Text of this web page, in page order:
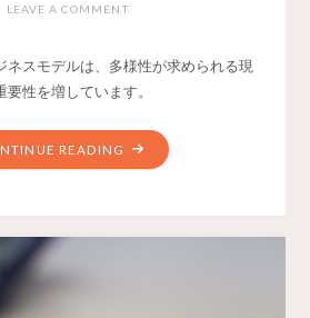
LEAVE A COMMENT
ネスモデルは、多様性が求められる現
性を増しています。
READING